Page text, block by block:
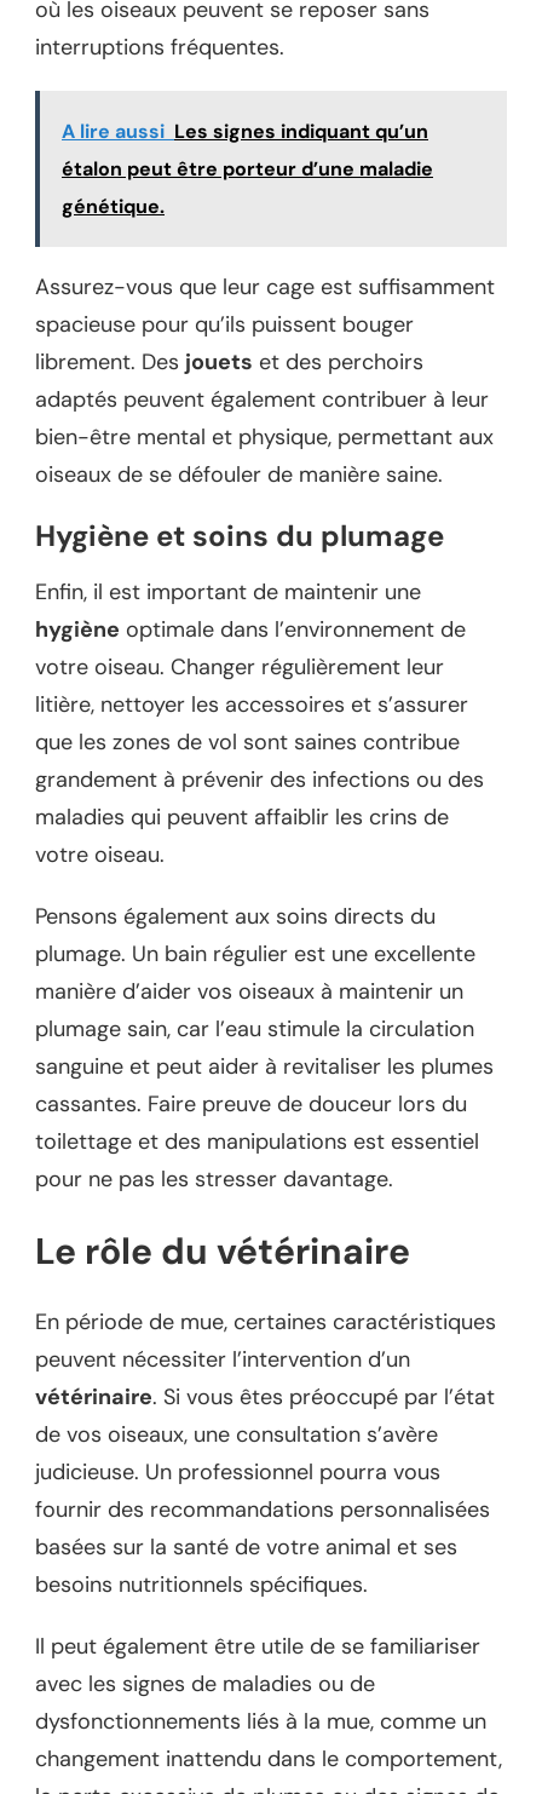
où les oiseaux peuvent se reposer sans
interruptions fréquentes.
A lire aussi Les signes indiquant qu’un
étalon peut être porteur d’une maladie
génétique.
Assurez-vous que leur cage est suffisamment
spacieuse pour qu’ils puissent bouger
librement. Des jouets et des perchoirs
adaptés peuvent également contribuer à leur
bien-être mental et physique, permettant aux
oiseaux de se défouler de manière saine.
Hygiène et soins du plumage
Enfin, il est important de maintenir une
hygiène optimale dans l’environnement de
votre oiseau. Changer régulièrement leur
litière, nettoyer les accessoires et s’assurer
que les zones de vol sont saines contribue
grandement à prévenir des infections ou des
maladies qui peuvent affaiblir les crins de
votre oiseau.
Pensons également aux soins directs du
plumage. Un bain régulier est une excellente
manière d’aider vos oiseaux à maintenir un
plumage sain, car l’eau stimule la circulation
sanguine et peut aider à revitaliser les plumes
cassantes. Faire preuve de douceur lors du
toilettage et des manipulations est essentiel
pour ne pas les stresser davantage.
Le rôle du vétérinaire
En période de mue, certaines caractéristiques
peuvent nécessiter l’intervention d’un
vétérinaire. Si vous êtes préoccupé par l’état
de vos oiseaux, une consultation s’avère
judicieuse. Un professionnel pourra vous
fournir des recommandations personnalisées
basées sur la santé de votre animal et ses
besoins nutritionnels spécifiques.
Il peut également être utile de se familiariser
avec les signes de maladies ou de
dysfonctionnements liés à la mue, comme un
changement inattendu dans le comportement,